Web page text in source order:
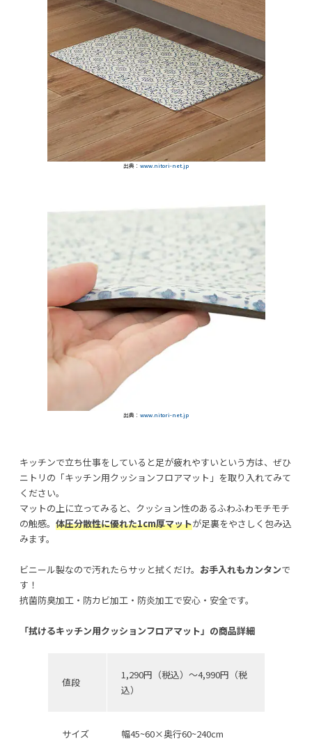
出典： www.nitori-net.jp
出典： www.nitori-net.jp
キッチンで立ち仕事をしていると足が疲れやすいという方は、ぜひ
ニトリの「キッチン用クッションフロアマット」を取り入れてみて
ください。
マットの上に立ってみると、クッション性のあるふわふわモチモチ
の触感。 体圧分散性に優れた1cm厚マットが足裏をやさしく包み込
みます。
ビニール製なので汚れたらサッと拭くだけ。 お手入れもカンタンで
す！
抗菌防臭加工・防カビ加工・防炎加工で安心・安全です。
「拭けるキッチン用クッションフロアマット」の商品詳細
値段
1,290円（税込）〜4,990円（税
込）
サイズ 幅45~60×奥行60~240cm